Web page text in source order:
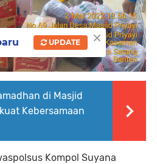
di Masjid
Kebersamaan
Kompol Suyana
×
UPDATE